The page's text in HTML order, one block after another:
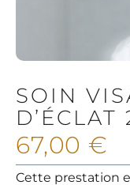
SOIN
D’ÉCLAT
67,00 €
Cette prestation